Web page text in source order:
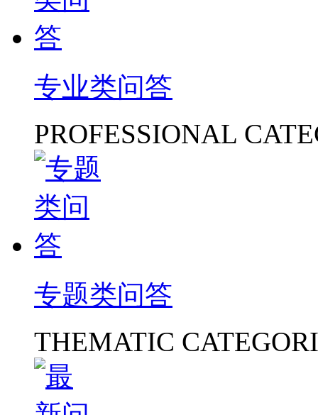
专业类问答
PROFESSIONAL
专题类问答
THEMATIC